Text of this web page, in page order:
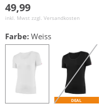
49,99
inkl. Mwst zzgl. Versandkosten
Farbe: Weiss
DEAL